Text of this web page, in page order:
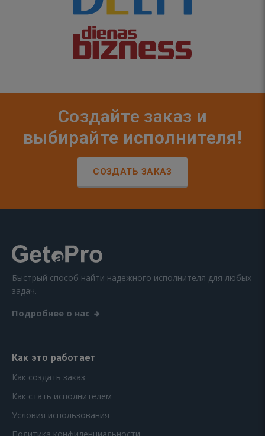
Создайте заказ и
выбирайте исполнителя!
СОЗДАТЬ ЗАКАЗ
Быстрый способ найти надежного исполнителя для любых
задач.
Подробнее о нас
Как это работает
Как создать заказ
Как стать исполнителем
Условия использования